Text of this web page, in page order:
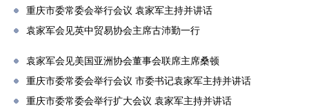
重庆市委常委会举行会议 袁家军主持并讲话
袁家军会见英中贸易协会主席古沛勤一行
袁家军会见美国亚洲协会董事会联席主席桑顿
重庆市委常委会举行会议 市委书记袁家军主持并讲话
重庆市委常委会举行扩大会议 袁家军主持并讲话